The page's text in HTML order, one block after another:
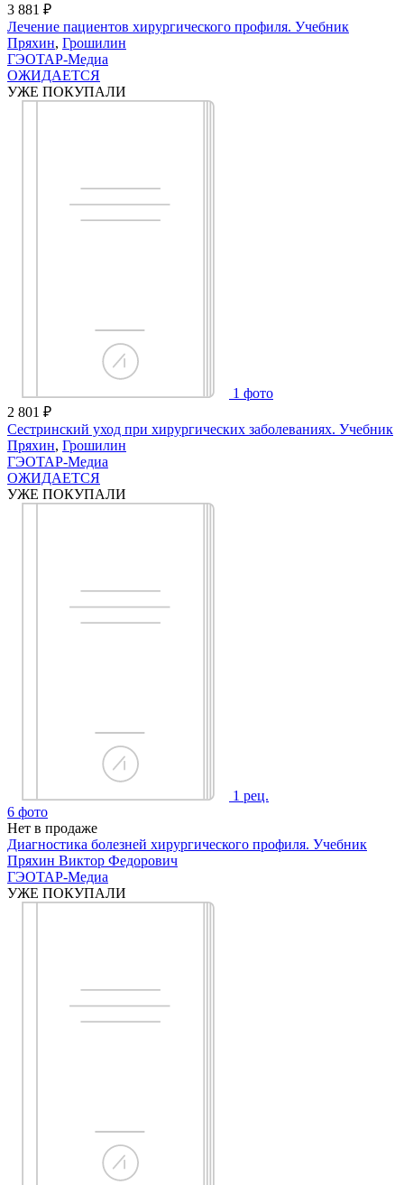
3 881 ₽
Лечение пациентов хирургического профиля. Учебник
Пряхин, Грошилин
ГЭОТАР-Медиа
ОЖИДАЕТСЯ
УЖЕ ПОКУПАЛИ
1 фото
2 801 ₽
Сестринский уход при хирургических заболеваниях. Учебник
Пряхин, Грошилин
ГЭОТАР-Медиа
ОЖИДАЕТСЯ
УЖЕ ПОКУПАЛИ
1 рец.
6 фото
Нет в продаже
Диагностика болезней хирургического профиля. Учебник
Пряхин Виктор Федорович
ГЭОТАР-Медиа
УЖЕ ПОКУПАЛИ